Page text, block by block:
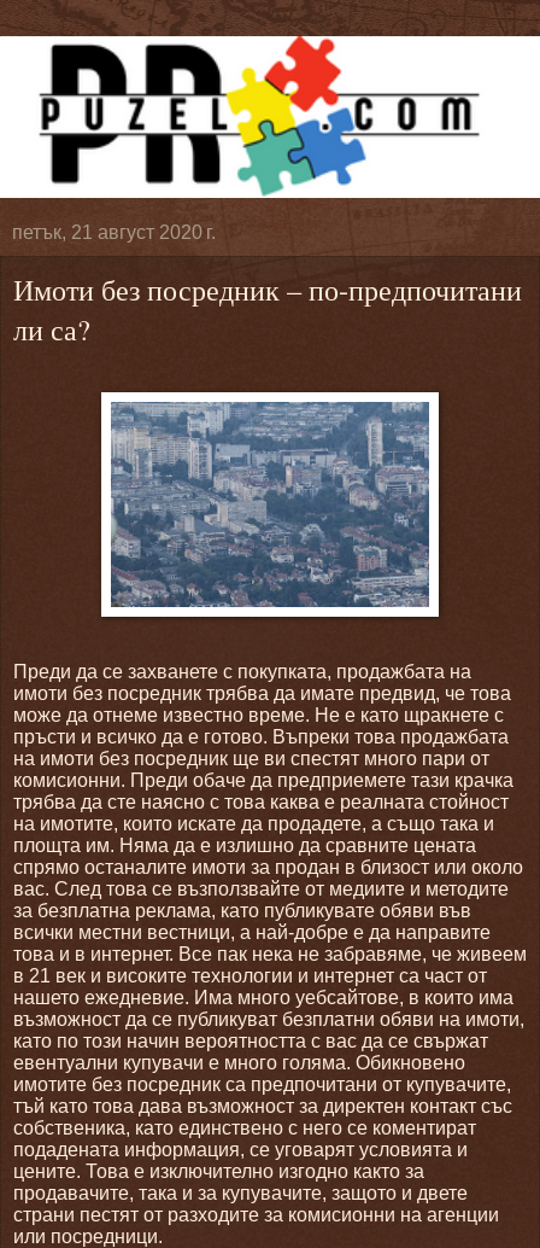
петък, 21 август 2020 г.
Имоти без посредник – по-предпочитани
ли са?
Преди да се захванете с покупката, продажбата на
имоти без посредник трябва да имате предвид, че това
може да отнеме известно време. Не е като щракнете с
пръсти и всичко да е готово. Въпреки това продажбата
на имоти без посредник ще ви спестят много пари от
комисионни. Преди обаче да предприемете тази крачка
трябва да сте наясно с това каква е реалната стойност
на имотите, които искате да продадете, а също така и
площта им. Няма да е излишно да сравните цената
спрямо останалите имоти за продан в близост или около
вас. След това се възползвайте от медиите и методите
за безплатна реклама, като публикувате обяви във
всички местни вестници, а най-добре е да направите
това и в интернет. Все пак нека не забравяме, че живеем
в 21 век и високите технологии и интернет са част от
нашето ежедневие. Има много уебсайтове, в които има
възможност да се публикуват безплатни обяви на имоти,
като по този начин вероятността с вас да се свържат
евентуални купувачи е много голяма. Обикновено
имотите без посредник са предпочитани от купувачите,
тъй като това дава възможност за директен контакт със
собственика, като единствено с него се коментират
подадената информация, се уговарят условията и
цените. Това е изключително изгодно както за
продавачите, така и за купувачите, защото и двете
страни пестят от разходите за комисионни на агенции
или посредници.